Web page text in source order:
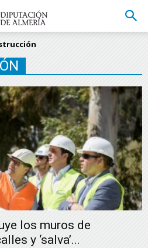
los muros de
y ‘salva’...